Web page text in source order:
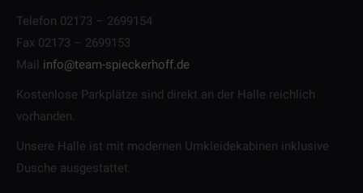
Telefon 02173 – 2699154
Fax 02173 – 2699153
Mail info@team-spieckerhoff.de
Kostenlose Parkplätze sind direkt an der Halle reichlich
vorhanden.
Unsere Halle ist mit modernen Umkleidekabinen inklusive
Dusche ausgestattet.